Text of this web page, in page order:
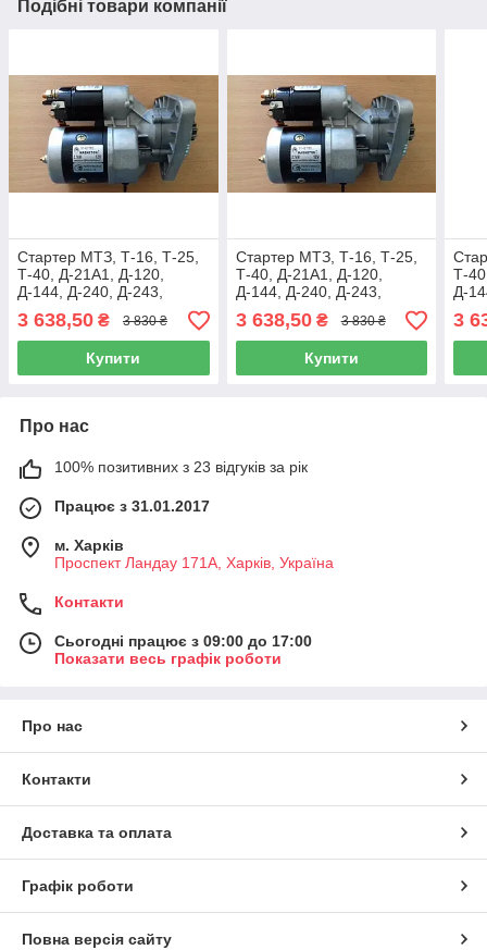
Подібні товари компанії
Стартер МТЗ, Т-16, Т-25,
Т-40, Д-21А1, Д-120,
Д-144, Д-240, Д-243,
Д-245, MAGNETON 12 В
2,7 КВТ (9142780)
3 638,50 ₴ 3 830 ₴
Купити
Стартер МТЗ, Т-16, Т-25,
Т-40, Д-21А1, Д-120,
Д-144, Д-240, Д-243,
Д-245, MAGNETON 12 В
2,7 КВТ (9142780)
3 638,50₴ 3 830 ₴
Купити
Т-
Д-
Д-
2,7
3
Про нас
100% позитивних з 23 відгуків за рік
Працює з 31.01.2017
м. Харків
Проспект Ландау 171А, Харків, Україна
Контакти
Сьогодні працює з 09:00 до 17:00
Показати весь графік роботи
Про нас
Контакти
Доставка та оплата
Графік роботи
Повна версія сайту